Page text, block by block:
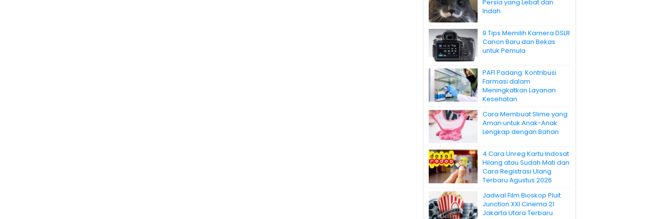
Persia yang Lebat dan
Indah
9 Tips Memilih Kamera DSLR
Canon Baru dan Bekas
untuk Pemula
PAFI Padang: Kontribusi
Farmasi dalam
Meningkatkan Layanan
Kesehatan
Cara Membuat Slime yang
Aman untuk Anak-Anak
Lengkap dengan Bahan
4 Cara Unreg Kartu Indosat
Hilang atau Sudah Mati dan
Cara Registrasi Ulang
Terbaru Agustus 2026
Jadwal Film Bioskop Pluit
Junction XXI Cinema 21
Jakarta Utara Terbaru